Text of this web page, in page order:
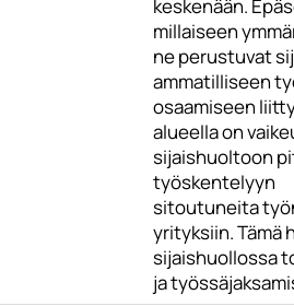
keskenään.
millaiseen
ne perustuvat
ammatilliseen
osaamiseen
alueella on
sijaishuoltoon
työskentelyyn
sitoutuneita
yrityksiin. Tämä
sijaishuollossa
ja